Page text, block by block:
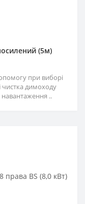
(5м)
при виборі
чистка димоходу
..